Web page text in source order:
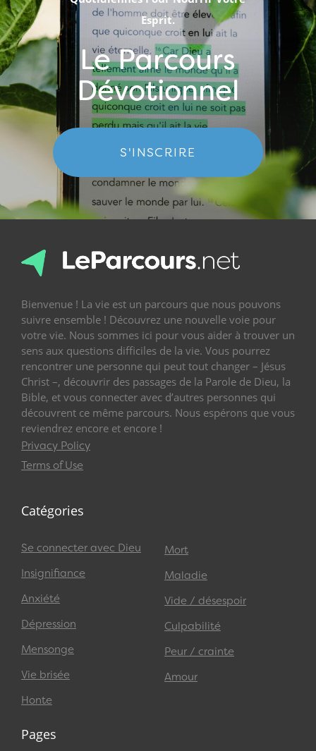
Esprit.
Le Parcours
Dévotionnel
S'INSCRIRE
Bienvenue ! La vie est un parcours que nous pouvons
suivre ensemble ! Découvrez une nouvelle voie pour
votre vie. Nous sommes ici pour vous aider à trouver un
sens aux questions difficiles de la vie. Vous pourrez
rencontrer une personne qui peut tout changer – Jésus
Christ –, découvrir des passages de la Parole de Dieu, la
Bible, et vous connecter avec d’autres personnes qui
découvrent ce même parcours. Nous espérons que vous
reviendrez encore et encore !
Privacy Policy
Terms of Use
Catégories
Se connecter avec Dieu
Insignifiance
Anxiété
Dépression
Mensonge
Vie brisée
Honte
Mort
Maladie
Vide / désespoir
Culpabilité
Peur / crainte
Amour
Pages